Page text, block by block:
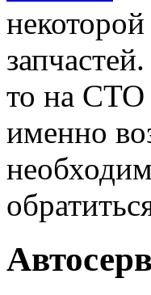
то на СТО
именно